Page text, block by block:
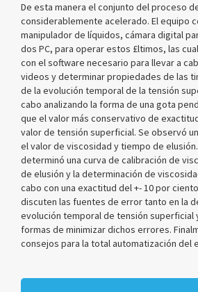
De esta manera el conjunto del proceso
considerablemente acelerado. El equipo
manipulador de líquidos, cámara digital
dos PC, para operar estos £ltimos, las
con el software necesario para llevar a
videos y determinar propiedades de las
de la evolución temporal de la tensión
cabo analizando la forma de una gota
que el valor más conservativo de
valor de tensión superficial. Se observó
el valor de viscosidad y tiempo de
determinó una curva de calibración de
de elusión y la determinación de
cabo con una exactitud del +- 10 por
discuten las fuentes de error tanto en la
evolución temporal de tensión superficial
formas de minimizar dichos errores.
consejos para la total automatización del